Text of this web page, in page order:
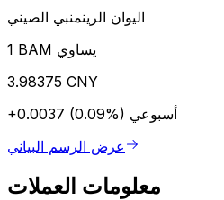
اليوان الرينمنبي الصيني
1 BAM يساوي
3.98375 CNY
+0.0037 (0.09%) أسبوعي
عرض الرسم البياني
معلومات العملات